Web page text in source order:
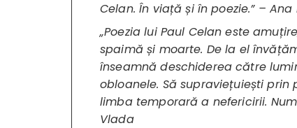
Celan. În viață și în poezie.” – Ana
„Poezia lui Paul Celan este
spaimă și moarte. De la el
înseamnă deschiderea către
obloanele. Să supraviețuiești
limba temporară a nefericirii.
Vlada